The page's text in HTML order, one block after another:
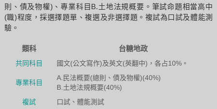
則、債及物權)、專業科目B.土地法規概要。筆試命題相當高中
(職)程度，採選擇題單、複選及非選擇題。複試為口試及體能測
驗。
類科 台糖地政
共同科目 國文(公文寫作)及英文(英翻中)，各占10%。
專業科目
A.民法概要(總則、債及物權)(40%)
B.土地法規概要(40%)
複試
口試、體能測試